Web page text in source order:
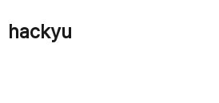
hackyu